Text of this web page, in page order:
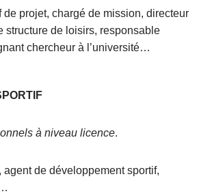
de projet, chargé de mission, directeur
structure de loisirs, responsable
chercheur à l’université…
à niveau licence.
agent de développement sportif,